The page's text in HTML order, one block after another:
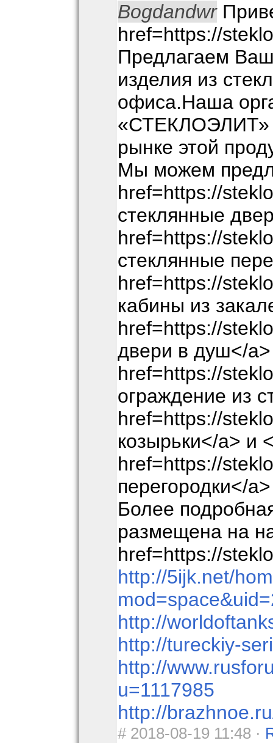
Bogdandwr
href=https://
Предлагаем
изделия из
офиса.Наша
«СТЕКЛОЭЛИТ»
рынке этой
Мы можем
href=https://
стеклянные
href=https://
стеклянные
href=https://
кабины из
href=https://
двери в душ</
href=https://
ограждение из
href=https://
козырьки</a> и
href=https://
перегородки</a>
Более
размещена на
href=https://
http://5ijk.net/
http://
http://tureckiy-
http://
u=1117985
http://
#2018-08-19 11:48 ·